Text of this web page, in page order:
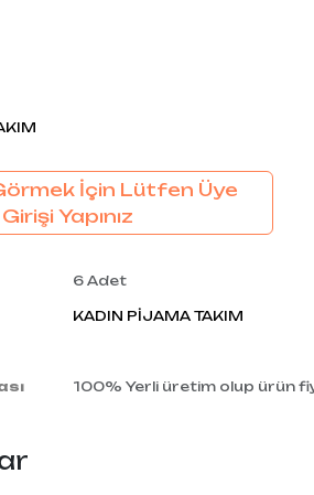
İçin Lütfen Üye
Girişi Yapınız
6 Adet
KADIN PİJAMA TAKIM
100% Yerli üretim olup ürün